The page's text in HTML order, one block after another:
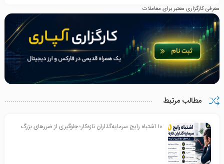
معرفی کارگزاری معتبر برای معاملات
مطالب مرتبط
۱۰ اشتباه رایج سرمایه‌گذاران تازه‌کار؛ جلوگیری از ضررهای بزرگ